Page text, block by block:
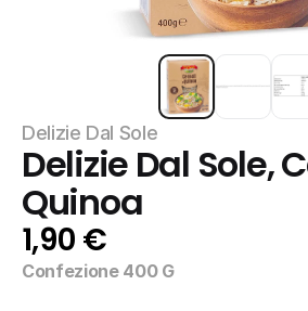
Delizie Dal Sole
Delizie Dal Sole,
Quinoa
1,90 €
Confezione 400 G